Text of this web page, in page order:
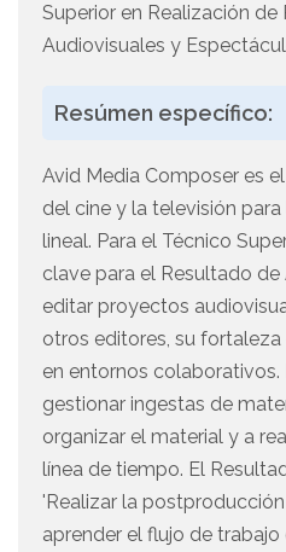
Superior en Realización de
Audiovisuales y
Resúmen específico:
Avid Media Composer es
del cine y la televisión
lineal. Para el Técnico
clave para el Resultado
editar proyectos
otros editores, su
en entornos
gestionar ingestas de
organizar el material y a
línea de tiempo. El
'Realizar la
aprender el flujo de